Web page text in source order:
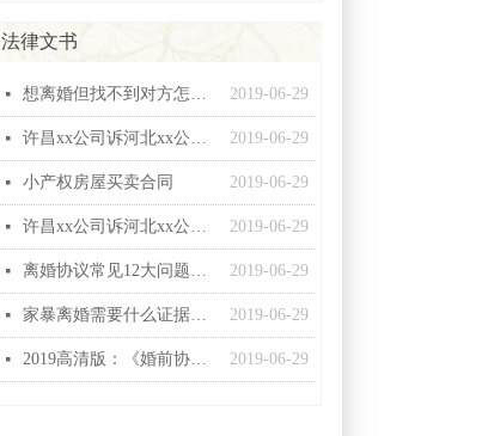
2019-06-29
넷 想离婚但找不到对方怎么办？
2019-06-29
넷 许昌xx公司诉河北xx公司建设工程施工合同纠纷起诉状
2019-06-29
넷 小产权房屋买卖合同
2019-06-29
넷 许昌xx公司诉河北xx公司建设工程施工合同纠纷起诉状
2019-06-29
넷 离婚协议常见12大问题汇总，个个都有坑！
2019-06-29
넷 家暴离婚需要什么证据，怎么收集家暴证据
2019-06-29
넷 2019高清版：《婚前协议》范本！
法律文书